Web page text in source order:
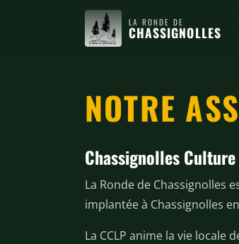
LA RONDE DE
CHASSIGNOLLES
NOTRE
Chassignolles
La Ronde de Chassignolles
implantée à Chassignolles
La CCLP anime la vie